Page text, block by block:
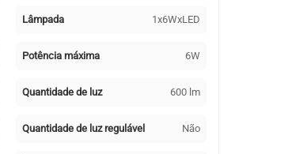
Lâmpada 1x6WxLED
Potência máxima 6W
Quantidade de luz 600 lm
Quantidade de luz regulável Não